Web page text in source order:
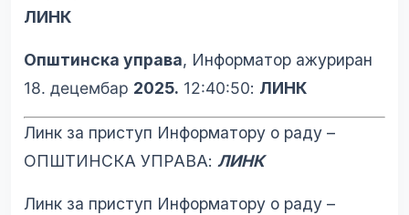
ЛИНК
Општинска управа, Информатор ажуриран
18. децембар 2025. 12:40:50: ЛИНК
Линк за приступ Информатору о раду –
ОПШТИНСКА УПРАВА: ЛИНК
Линк за приступ Информатору о раду –